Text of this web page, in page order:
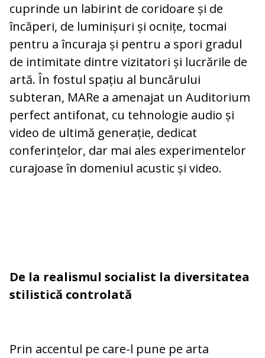
cuprinde un labirint de coridoare și de
încăperi, de luminișuri și ocnițe, tocmai
pentru a încuraja și pentru a spori gradul
de intimitate dintre vizitatori și lucrările de
artă. În fostul spațiu al buncărului
subteran, MARe a amenajat un Auditorium
perfect antifonat, cu tehnologie audio și
video de ultimă generație, dedicat
conferințelor, dar mai ales experimentelor
curajoase în domeniul acustic și video.
De la realismul socialist la diversitatea
stilistică controlată
Prin accentul pe care-l pune pe arta